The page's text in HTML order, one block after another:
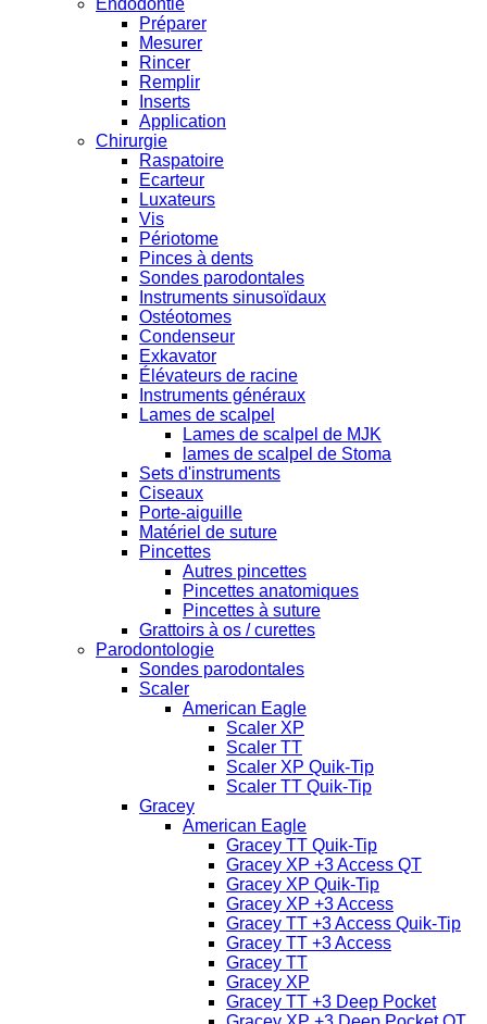
Préparer
Mesurer
Rincer
Remplir
Inserts
Application
Chirurgie
Raspatoire
Ecarteur
Luxateurs
Vis
Périotome
Pinces à dents
Sondes parodontales
Instruments sinusoïdaux
Ostéotomes
Condenseur
Exkavator
Élévateurs de racine
Instruments généraux
Lames de scalpel
Lames de scalpel de MJK
lames de scalpel de Stoma
Sets d'instruments
Ciseaux
Porte-aiguille
Matériel de suture
Pincettes
Autres pincettes
Pincettes anatomiques
Pincettes à suture
Grattoirs à os / curettes
Parodontologie
Sondes parodontales
Scaler
American Eagle
Scaler XP
Scaler TT
Scaler XP Quik-Tip
Scaler TT Quik-Tip
Gracey
American Eagle
Gracey TT Quik-Tip
Gracey XP +3 Access QT
Gracey XP Quik-Tip
Gracey XP +3 Access
Gracey TT +3 Access Quik-Tip
Gracey TT +3 Access
Gracey TT
Gracey XP
Gracey TT +3 Deep Pocket